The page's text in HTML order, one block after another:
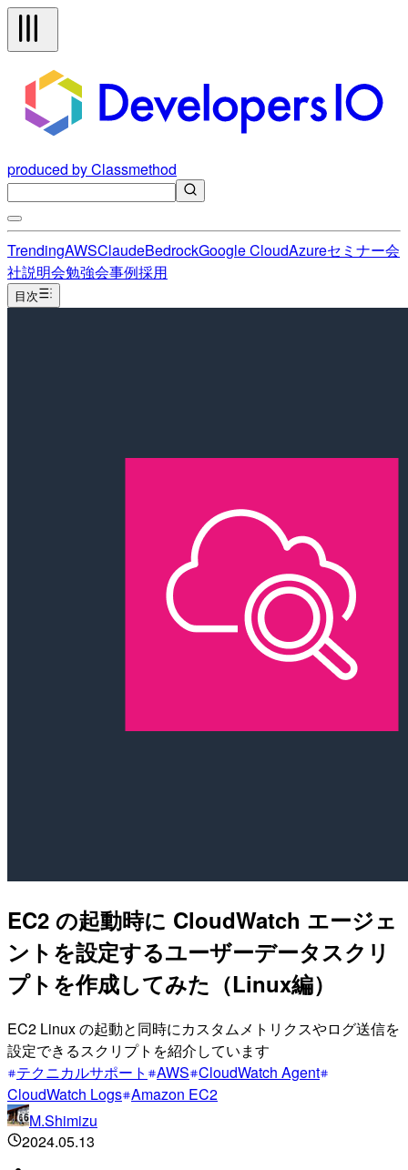
produced by Classmethod
TrendingAWSClaudeBedrockGoogle CloudAzureセミナー会
社説明会勉強会事例採用
目次
EC2 の起動時に CloudWatch エージェ
ントを設定するユーザーデータスクリ
プトを作成してみた（Linux編）
EC2 Linux の起動と同時にカスタムメトリクスやログ送信を
設定できるスクリプトを紹介しています
テクニカルサポート
AWS CloudWatch Agent
CloudWatch Logs Amazon EC2
M.Shimizu
2024.05.13